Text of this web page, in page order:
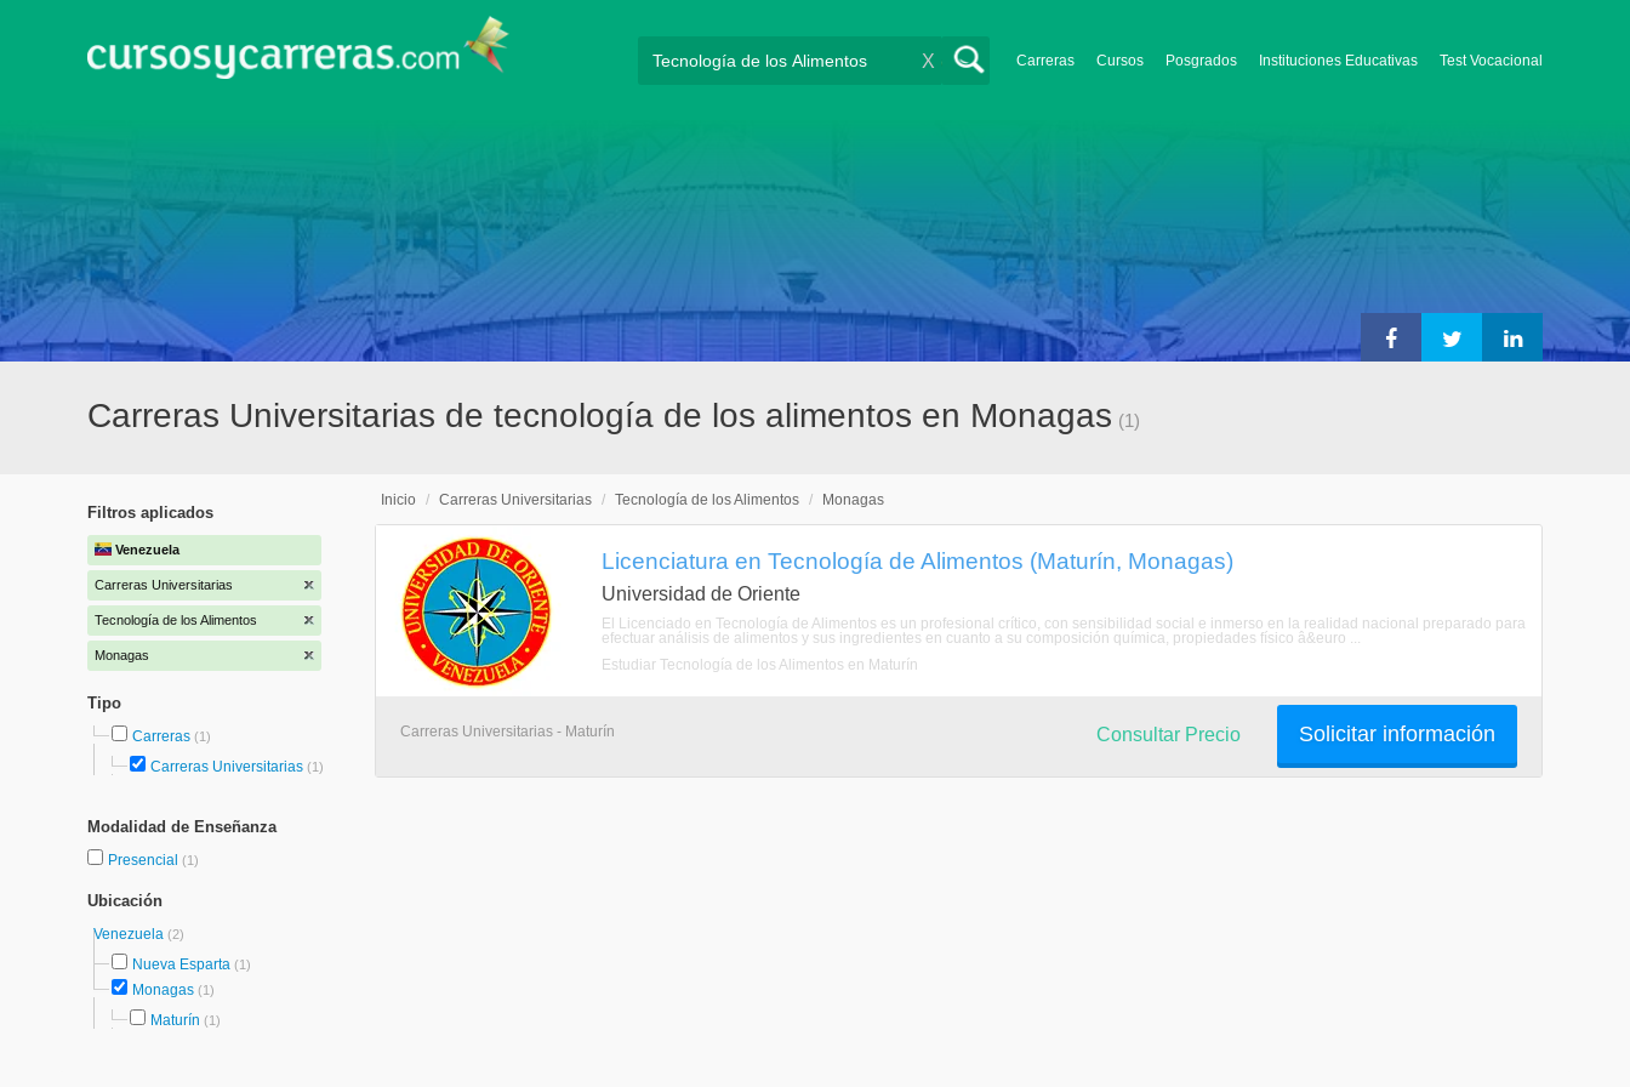
Carreras Cursos Posgrados Instituciones Educativas Test Vocacional
X
Carreras Universitarias de tecnología de los alimentos en Monagas (1)
Filtros aplicados
Venezuela
Carreras Universitarias
Tecnología de los Alimentos
Monagas
Tipo
Carreras (1)
Carreras Universitarias (1)
Modalidad de Enseñanza
Presencial (1)
Ubicación
Venezuela (2)
Nueva Esparta (1)
Monagas (1)
Maturín (1)
Inicio / Carreras Universitarias / Tecnología de los Alimentos / Monagas
Licenciatura en Tecnología de Alimentos (Maturín, Monagas)
Universidad de Oriente
El Licenciado en Tecnología de Alimentos es un profesional crítico, con sensibilidad social e inmerso en la realidad nacional preparado para
efectuar análisis de alimentos y sus ingredientes en cuanto a su composición química, propiedades físico â&euro ...
Estudiar Tecnología de los Alimentos en Maturín
Carreras Universitarias - Maturín Solicitar información
Consultar Precio